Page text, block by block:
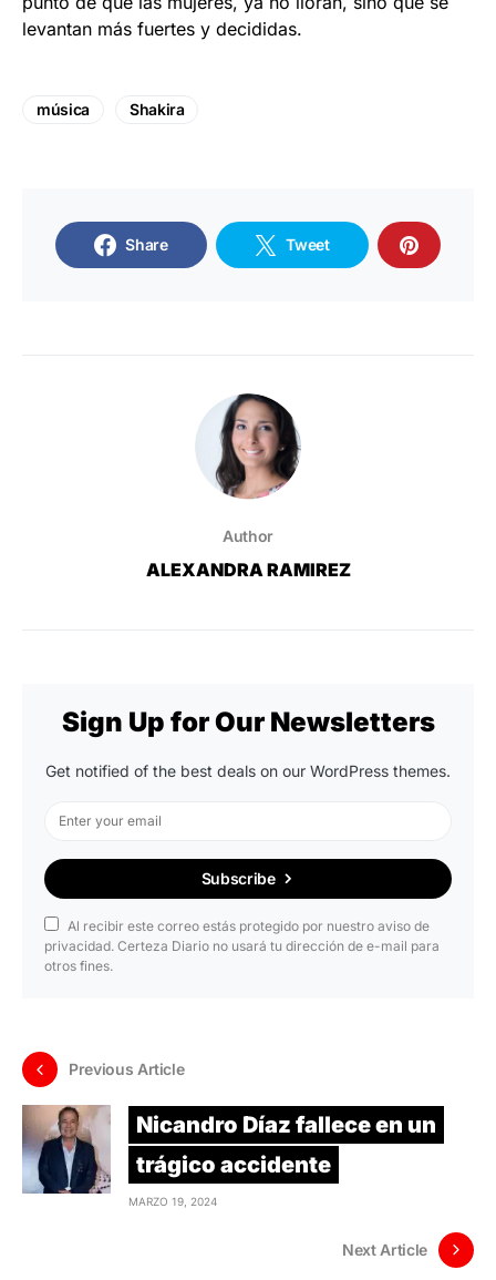
levantan más fuertes y decididas.
música Shakira
Share Tweet
Author
ALEXANDRA RAMIREZ
Sign Up for Our Newsletters
Get notified of the best deals on our WordPress themes.
Subscribe
Al recibir este correo estás protegido por nuestro aviso de
privacidad. Certeza Diario no usará tu dirección de e-mail para
otros fines.
Previous Article
Nicandro Díaz fallece en un
trágico accidente
MARZO 19, 2024
Next Article